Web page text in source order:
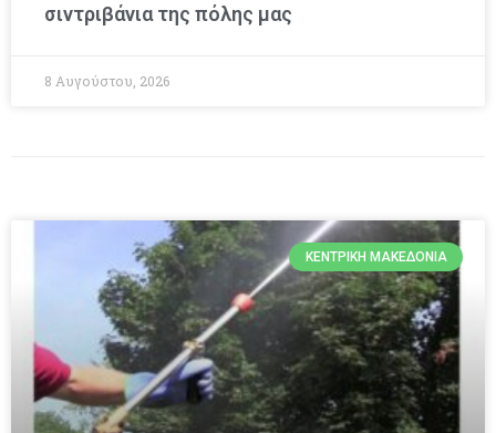
σιντριβάνια της πόλης μας
8 Αυγούστου, 2026
ΚΕΝΤΡΙΚΉ ΜΑΚΕΔΟΝΊΑ